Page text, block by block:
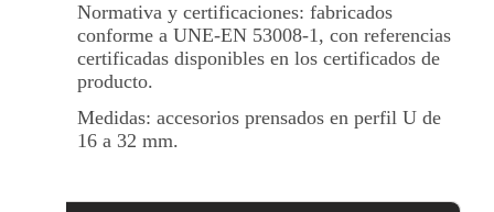
Normativa y certificaciones: fabricados
conforme a UNE-EN 53008-1, con referencias
certificadas disponibles en los certificados de
producto.
Medidas: accesorios prensados en perfil U de
16 a 32 mm.